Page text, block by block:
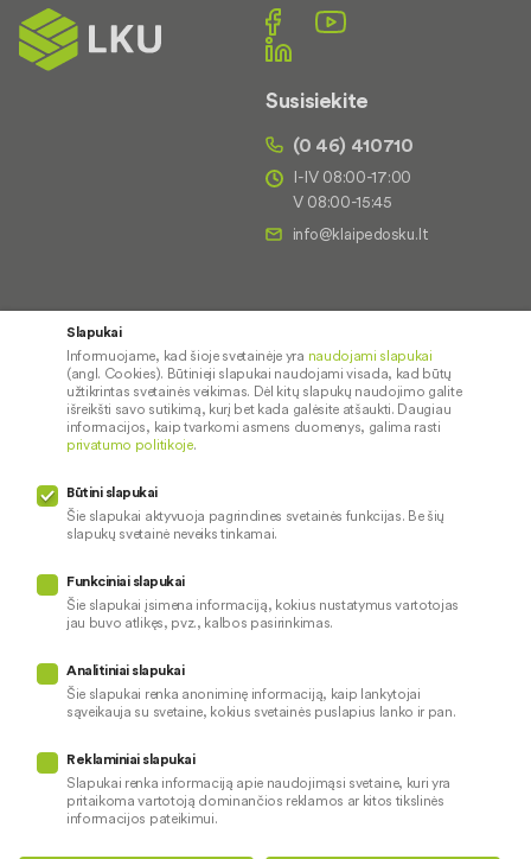
Susisiekite
(0 46) 410710
I-IV 08:00-17:00
V 08:00-15:45
Kredito unija
Apie mus
Kontaktai
Karjera
Socialinė atsakomybė
Naudinga
Saugus paslaugų naudojimas
Palūkanų normos
Paslaugų teikimo sąlygos ir
Pranešėjų apsauga
Privatumo politika
Naudojami slapukai
Pinigų plovimo prevencija
Skundų nagrinėjimas
Prieinamumo pareiškimas
Slapukai
Informuojame, kad šioje svetainėje yra naudojami slapukai
(angl. Cookies). Būtinieji slapukai naudojami visada, kad būtų
užtikrintas svetainės veikimas. Dėl kitų slapukų naudojimo galite
išreikšti savo sutikimą, kurį bet kada galėsite atšaukti. Daugiau
informacijos, kaip tvarkomi asmens duomenys, galima rasti
privatumo politikoje.
Būtini slapukai
Šie slapukai aktyvuoja pagrindines svetainės funkcijas. Be šių
slapukų svetainė neveiks tinkamai.
Funkciniai slapukai
Šie slapukai įsimena informaciją, kokius nustatymus vartotojas
jau buvo atlikęs, pvz., kalbos pasirinkimas.
Analitiniai slapukai
Šie slapukai renka anoniminę informaciją, kaip lankytojai
sąveikauja su svetaine, kokius svetainės puslapius lanko ir pan.
Reklaminiai slapukai
Slapukai renka informaciją apie naudojimąsi svetaine, kuri yra
pritaikoma vartotoją dominančios reklamos ar kitos tikslinės
informacijos pateikimui.